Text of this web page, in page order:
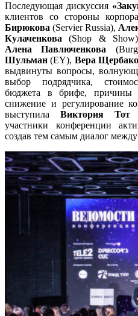
Последующая дискуссия
клиентов со стороны
Бирюкова (Servier Russia),
Кулаченкова (Shop &
Алена Павлюченкова
Шульман (EY), Вера
выдвинуты вопросы,
выбор подрядчика,
бюджета в брифе, причины
снижение и регулирование
выступила Виктория Тот
участники конференции
создав тем самым диалог